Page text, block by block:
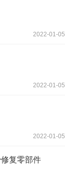
2022-01-05
2022-01-05
2022-01-05
复零部件